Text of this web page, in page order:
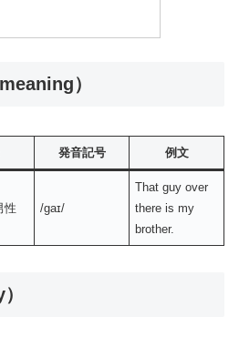
）
発音記号 例文
性 /ɡaɪ/
That guy over
there is my
brother.